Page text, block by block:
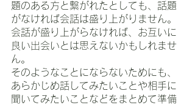
題のある方と繋がれたとしても、話題
がなければ会話は盛り上がりません。
会話が盛り上がらなければ、お互いに
良い出会いとは思えないかもしれませ
ん。
そのようなことにならないためにも、
あらかじめ話してみたいことや相手に
聞いてみたいことなどをまとめて準備